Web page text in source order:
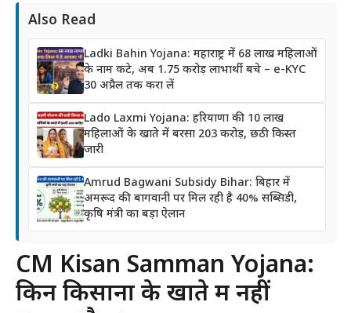
Also Read
Ladki Bahin Yojana: महाराष्ट्र में 68 लाख महिलाओं
के नाम कटे, अब 1.75 करोड़ लाभार्थी बचे – e-KYC
30 अप्रैल तक करा लें
Lado Laxmi Yojana: हरियाणा की 10 लाख
महिलाओं के खाते में बरसा 203 करोड़, छठी किस्त
जारी
Amrud Bagwani Subsidy Bihar: बिहार में
अमरूद की बागवानी पर मिल रही है 40% सब्सिडी,
कृषि मंत्री का बड़ा ऐलान
CM Kisan Samman Yojana:
किन किसानों के खाते में नहीं